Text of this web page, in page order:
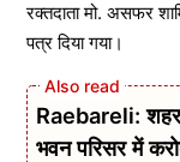
रक्तदाता मो. असफर
पत्र दिया गया।
Raebareli: शहर
भवन परिसर में